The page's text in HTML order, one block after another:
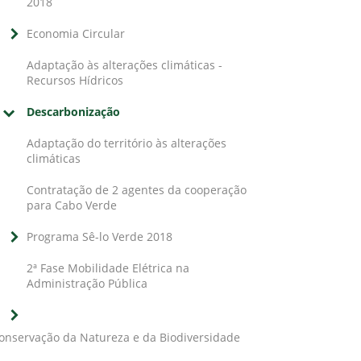
2018
Economia Circular
Adaptação às alterações climáticas -
Recursos Hídricos
Descarbonização
Adaptação do território às alterações
climáticas
Contratação de 2 agentes da cooperação
para Cabo Verde
Programa Sê-lo Verde 2018
2ª Fase Mobilidade Elétrica na
Administração Pública
da Natureza e da Biodiversidade